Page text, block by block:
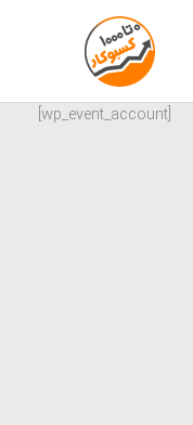
[wp_event_account]